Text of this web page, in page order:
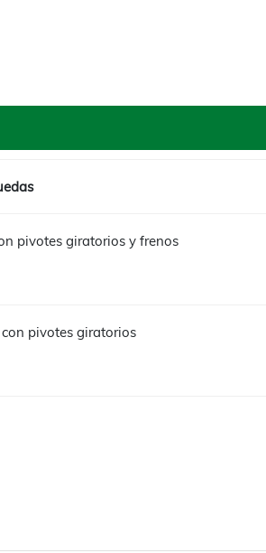
pivotes giratorios y frenos
con pivotes giratorios